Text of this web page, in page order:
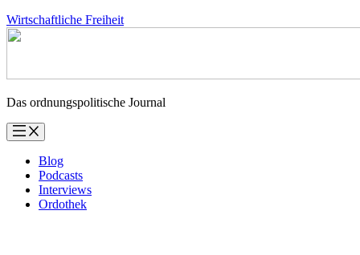
Zum
Inhalt
Wirtschaftliche Freiheit
Das ordnungspolitische Journal
Blog
Podcasts
Interviews
Ordothek